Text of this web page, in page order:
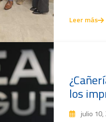
Leer más
los
julio 10,